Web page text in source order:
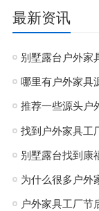
最新资讯
哪里有户外家具
推荐一些源头户
找到户外家具工
为什么很多户外
户外家具工厂节